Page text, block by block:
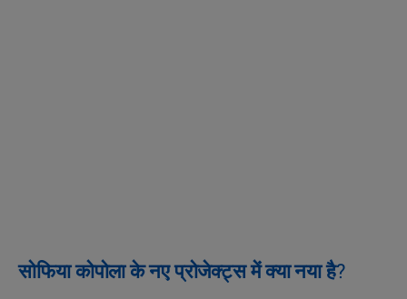
सोफिया कोपोला के नए प्रोजेक्ट्स में क्या नया है?